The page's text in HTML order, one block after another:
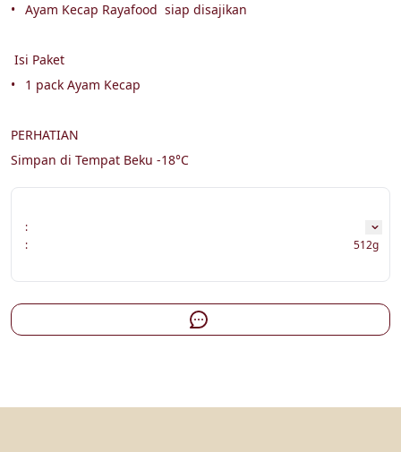
•	Ayam Kecap Rayafood  siap disajikan
•	1 pack Ayam Kecap
PERHATIAN
:
:
512g